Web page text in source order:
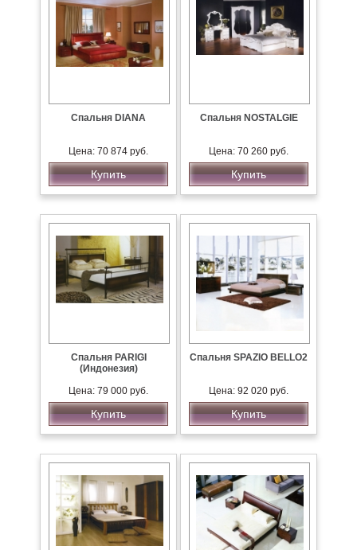
Спальня DIANA
Цена: 70 874 руб.
Купить
Спальня NOSTALGIE
Цена: 70 260 руб.
Купить
Спальня PARIGI
(Индонезия)
Цена: 79 000 руб.
Купить
Спальня SPAZIO BELLO2
Цена: 92 020 руб.
Купить